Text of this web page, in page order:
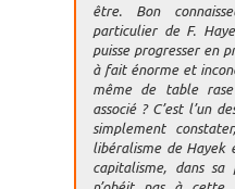
être. Bon
particulier de F.
puisse progresser en
à fait énorme et
même de table
associé ? C’est l’un
simplement
libéralisme de Hayek
capitalisme, dans sa